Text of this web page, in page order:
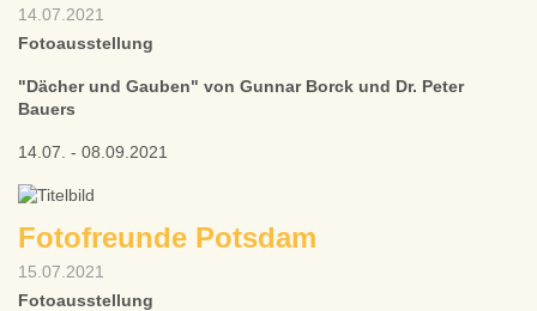
14.07.2021
Fotoausstellung
"Dächer und Gauben" von Gunnar Borck und Dr. Peter
Bauers
14.07. - 08.09.2021
Fotofreunde Potsdam
15.07.2021
Fotoausstellung